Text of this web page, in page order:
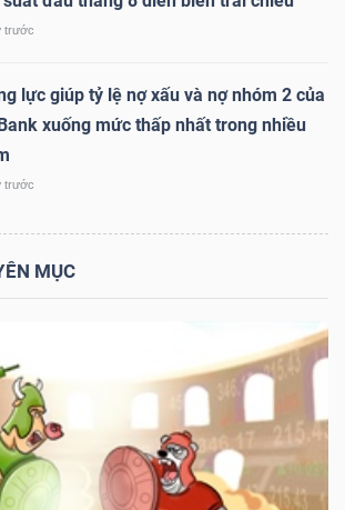
trước
lực giúp tỷ lệ nợ xấu và nợ nhóm 2 của
xuống mức thấp nhất trong nhiều
trước
MỤC